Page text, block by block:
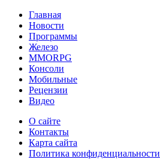
Главная
Новости
Программы
Железо
MMORPG
Консоли
Мобильные
Рецензии
Видео
О сайте
Контакты
Карта сайта
Политика конфиденциальности